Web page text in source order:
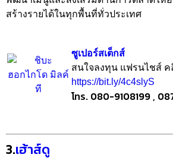
สร้างรายได้ในทุกพื้นที่ทั่วประเทศ
ซูเปอร์สเต็กส์
สนใจลงทุน แฟรนไชส์ ค
https://bit.ly/4c4slyS
โทร. 080-9108199 ,
3.เฮ้าส์ดู